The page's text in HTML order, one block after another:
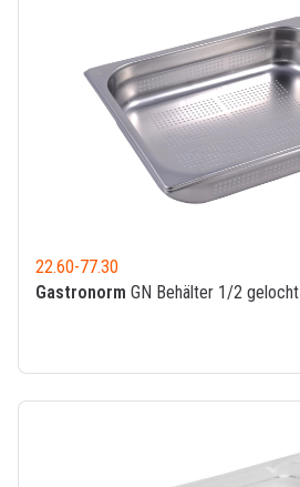
22.60-77.30
Gastronorm GN Behälter 1/2 gelocht